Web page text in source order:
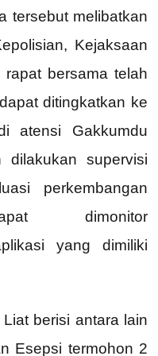
tersebut melibatkan
Kejaksaan
bersama telah
ditingkatkan ke
atensi Gakkumdu
supervisi
perkembangan
dimonitor
yang dimiliki
berisi antara lain
Esepsi termohon 2